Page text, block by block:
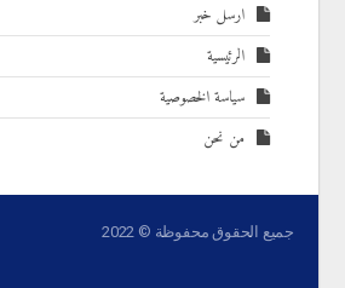
ارسل خبر
الرئيسية
سياسة الخصوصية
من نحن
جميع الحقوق محفوظة © 2022